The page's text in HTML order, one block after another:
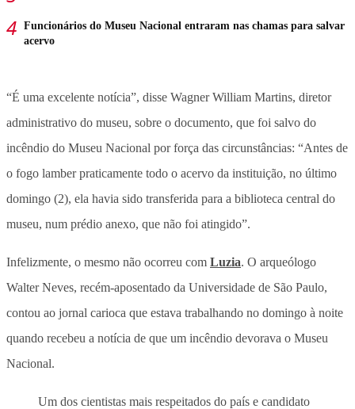
Funcionários do Museu Nacional entraram nas chamas para salvar
acervo
“É uma excelente notícia”, disse Wagner William Martins, diretor
administrativo do museu, sobre o documento, que foi salvo do
incêndio do Museu Nacional por força das circunstâncias: “Antes de
o fogo lamber praticamente todo o acervo da instituição, no último
domingo (2), ela havia sido transferida para a biblioteca central do
museu, num prédio anexo, que não foi atingido”.
Infelizmente, o mesmo não ocorreu com Luzia. O arqueólogo
Walter Neves, recém-aposentado da Universidade de São Paulo,
contou ao jornal carioca que estava trabalhando no domingo à noite
quando recebeu a notícia de que um incêndio devorava o Museu
Nacional.
Um dos cientistas mais respeitados do país e candidato